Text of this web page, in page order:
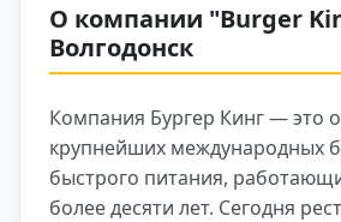
О компании "Burger
Волгодонск
Компания Бургер Кинг — это
крупнейших международных
быстрого питания,
более десяти лет. Сегодня